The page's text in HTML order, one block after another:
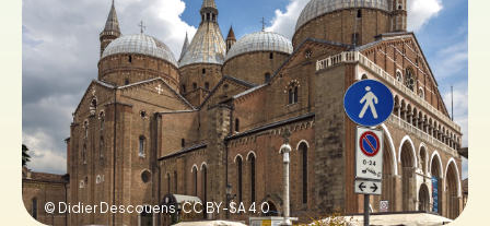
FR UK
IE
NL
Tickets buchen
Gutscheine bestellen
© Didier Descouens,CC BY-SA 4.0